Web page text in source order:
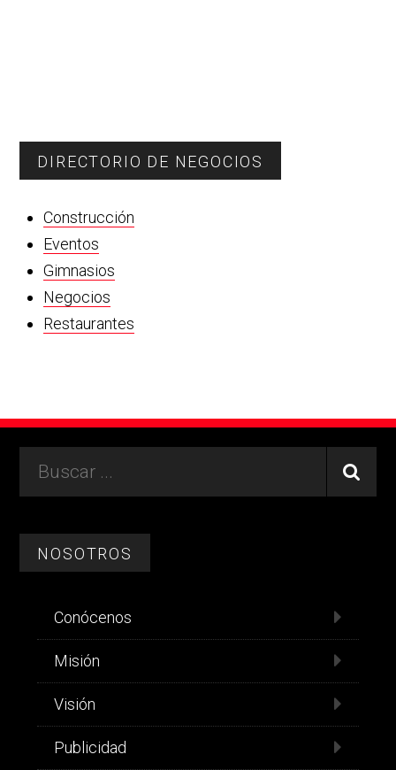
DIRECTORIO DE NEGOCIOS
Construcción
Eventos
Gimnasios
Negocios
Restaurantes
Footer
NOSOTROS
Conócenos
Misión
Visión
Publicidad